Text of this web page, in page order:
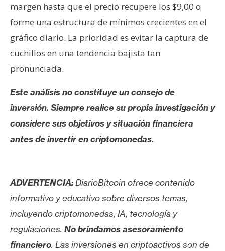
margen hasta que el precio recupere los $9,00 o
forme una estructura de mínimos crecientes en el
gráfico diario. La prioridad es evitar la captura de
cuchillos en una tendencia bajista tan
pronunciada.
Este análisis no constituye un consejo de
inversión. Siempre realice su propia investigación y
considere sus objetivos y situación financiera
antes de invertir en criptomonedas.
ADVERTENCIA:DiarioBitcoin ofrece contenido
informativo y educativo sobre diversos temas,
incluyendo criptomonedas, IA, tecnología y
regulaciones. No brindamos asesoramiento
financiero. Las inversiones en criptoactivos son de